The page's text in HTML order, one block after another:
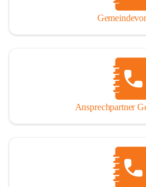
Ansprechpartner